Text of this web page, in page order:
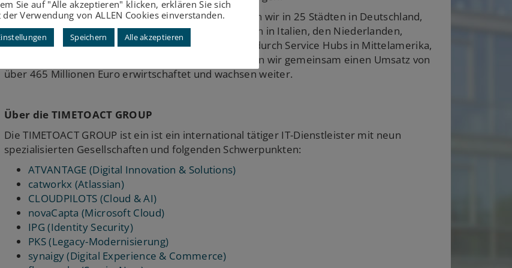
Mit mehr als 1.700 Kolleginnen und Kollegen arbeiten wir in 25 Städten in Deutschland,
Österreich und der Schweiz sowie in Niederlassungen in Italien, den Niederlanden,
Spanien und den USA. Ergänzt wird unser Netzwerk durch Service Hubs in Mittelamerika,
Mittel- und Osteuropa sowie Südostasien. 2025 haben wir gemeinsam einen Umsatz von
über 465 Millionen Euro erwirtschaftet und wachsen weiter.
Über die TIMETOACT GROUP
Die TIMETOACT GROUP ist ein ist ein international tätiger IT-Dienstleister mit neun
spezialisierten Gesellschaften und folgenden Schwerpunkten:
ATVANTAGE (Digital Innovation & Solutions)
catworkx (Atlassian)
CLOUDPILOTS (Cloud & AI)
novaCapta (Microsoft Cloud)
IPG (Identity Security)
PKS (Legacy-Modernisierung)
synaigy (Digital Experience & Commerce)
Sie auf "Alle akzeptieren" klicken, erklären Sie sich
Verwendung von ALLEN Cookies einverstanden.
Speichern Alle akzeptieren